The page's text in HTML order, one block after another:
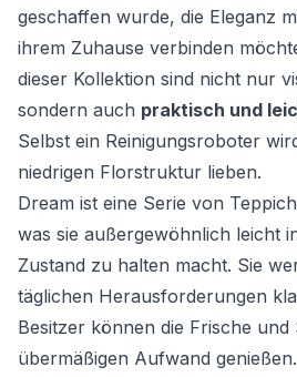
geschaffen wurde, die Eleganz
ihrem Zuhause verbinden
dieser Kollektion sind nicht nur
sondern auch praktisch und
Selbst ein Reinigungsroboter
niedrigen Florstruktur lieben.
Dream ist eine Serie von
was sie außergewöhnlich leicht
Zustand zu halten macht. Sie
täglichen Herausforderungen
Besitzer können die Frische und
übermäßigen Aufwand